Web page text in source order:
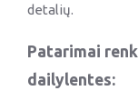
detalių.
Patarimai
dailylentes: